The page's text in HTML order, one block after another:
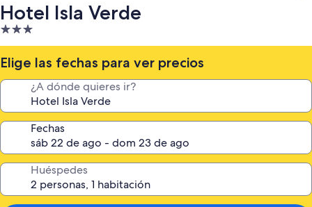
Hotel Isla Verde
Propiedad
de
3.0
estrellas
Elige las fechas para ver precios
¿A dónde quieres ir?
Fechas
Huéspedes